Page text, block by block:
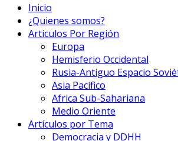
Inicio
¿Quienes somos?
Articulos Por Región
Europa
Hemisferio Occidental
Rusia-Antiguo Espacio
Asia Pacífico
Africa Sub-Sahariana
Medio Oriente
Artículos por Tema
Democracia y DDHH